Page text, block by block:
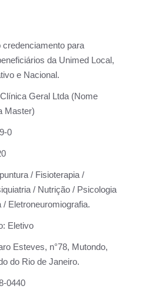
credenciamento para
da Unimed Local,
e Nacional.
Geral Ltda (Nome
Master)
0
/ Fisioterapia /
/ Nutrição / Psicologia
Eletroneuromiografia.
Eletivo
Esteves, n°78, Mutondo,
do Rio de Janeiro.
0440